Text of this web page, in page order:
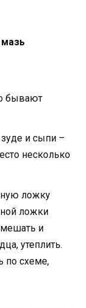
бывают
и сыпи –
несколько
ложку
ложки
и
утеплить.
по схеме,